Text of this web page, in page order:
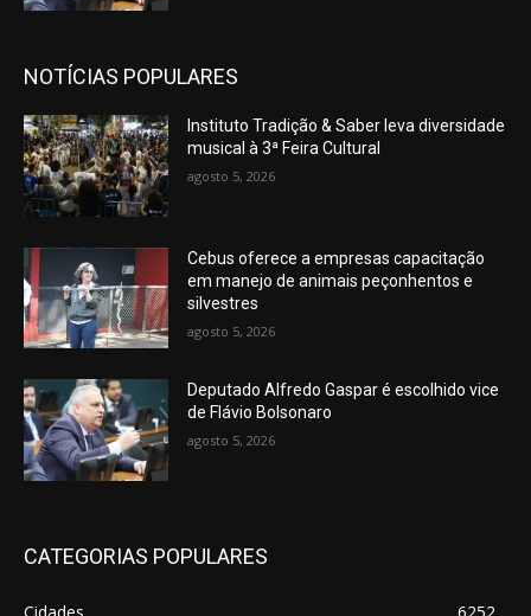
NOTÍCIAS POPULARES
Instituto Tradição & Saber leva diversidade
musical à 3ª Feira Cultural
agosto 5, 2026
Cebus oferece a empresas capacitação
em manejo de animais peçonhentos e
silvestres
agosto 5, 2026
Deputado Alfredo Gaspar é escolhido vice
de Flávio Bolsonaro
agosto 5, 2026
CATEGORIAS POPULARES